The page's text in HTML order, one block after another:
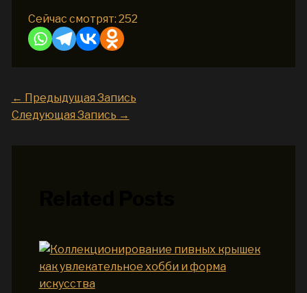
Сейчас смотрят: 252
← Предыдущая Запись
Следующая Запись →